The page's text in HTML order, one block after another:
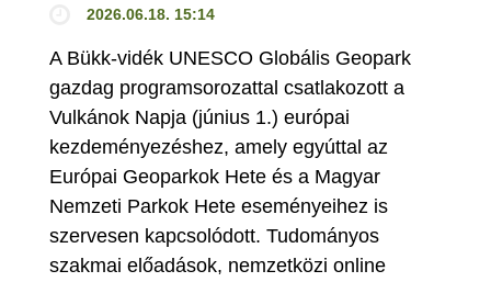
2026.06.18. 15:14
A Bükk-vidék UNESCO Globális Geopark
gazdag programsorozattal csatlakozott a
Vulkánok Napja (június 1.) európai
kezdeményezéshez, amely egyúttal az
Európai Geoparkok Hete és a Magyar
Nemzeti Parkok Hete eseményeihez is
szervesen kapcsolódott. Tudományos
szakmai előadások, nemzetközi online